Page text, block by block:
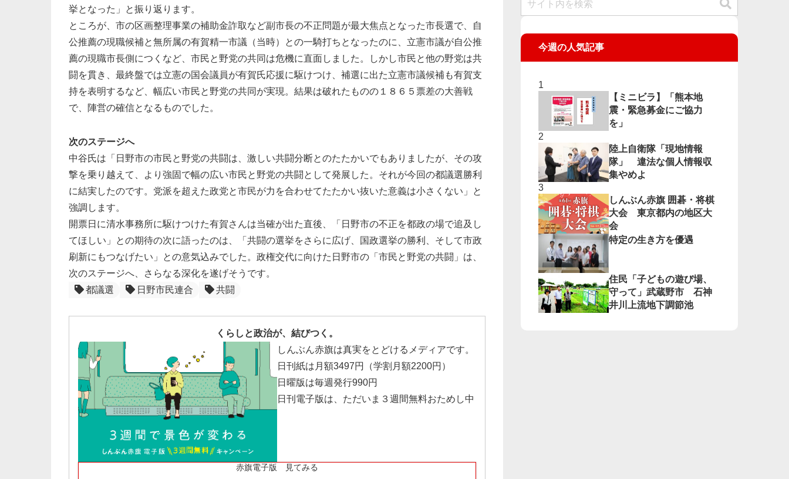
挙となった」と振り返ります。
ところが、市の区画整理事業の補助金詐取など副市長の不正問題が最大焦点となった市長選で、自
公推薦の現職候補と無所属の有賀精一市議（当時）との一騎打ちとなったのに、立憲市議が自公推
薦の現職市長側につくなど、市民と野党の共同は危機に直面しました。しかし市民と他の野党は共
闘を貫き、最終盤では立憲の国会議員が有賀氏応援に駆けつけ、補選に出た立憲市議候補も有賀支
持を表明するなど、幅広い市民と野党の共同が実現。結果は破れたものの１８６５票差の大善戦
で、陣営の確信となるものでした。
次のステージへ
中谷氏は「日野市の市民と野党の共闘は、激しい共闘分断とのたたかいでもありましたが、その攻
撃を乗り越えて、より強固で幅の広い市民と野党の共闘として発展した。それが今回の都議選勝利
に結実したのです。党派を超えた政党と市民が力を合わせてたたかい抜いた意義は小さくない」と
強調します。
開票日に清水事務所に駆けつけた有賀さんは当確が出た直後、「日野市の不正を都政の場で追及し
てほしい」との期待の次に語ったのは、「共闘の選挙をさらに広げ、国政選挙の勝利、そして市政
刷新にもつなげたい」との意気込みでした。政権交代に向けた日野市の「市民と野党の共闘」は、
次のステージへ、さらなる深化を遂げそうです。
都議選
日野市民連合 共闘
くらしと政治が、結びつく。
しんぶん赤旗は真実をとどけるメディアです。
日刊紙は月額3497円（学割月額2200円）
日曜版は毎週発行990円
日刊電子版は、ただいま３週間無料おためし中
赤旗電子版 見てみる
今週の人気記事
【ミニビラ】「熊本地
震・緊急募金にご協力
を」
陸上自衛隊「現地情報
隊」 違法な個人情報収
集やめよ
しんぶん赤旗 囲碁・将棋
大会 東京都内の地区大
会
特定の生き方を優遇
住民「子どもの遊び場、
守って」武蔵野市 石神
井川上流地下調節池